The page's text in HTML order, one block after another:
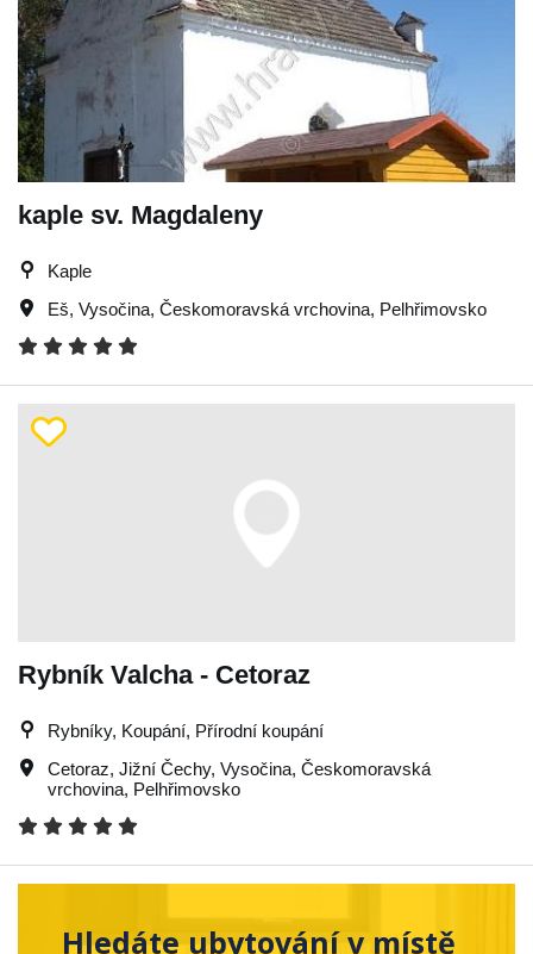
kaple sv. Magdaleny
Kaple
Eš, Vysočina, Českomoravská vrchovina, Pelhřimovsko
Rybník Valcha - Cetoraz
Rybníky, Koupání, Přírodní koupání
Cetoraz, Jižní Čechy, Vysočina, Českomoravská
vrchovina, Pelhřimovsko
Hledáte ubytování v místě